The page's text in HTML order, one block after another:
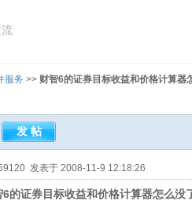
服务 >> 财智6的证券目标收益和价格计算器
发表于 2008-11-9 12:18:26
6的证券目标收益和价格计算器怎么没